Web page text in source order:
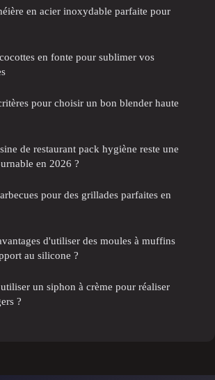
en acier inoxydable parfaite pour
en fonte pour sublimer vos
pour choisir un bon blender haute
de restaurant pack hygiène reste une
en 2026 ?
pour des grillades parfaites en
d'utiliser des moules à muffins
au silicone ?
un siphon à crème pour réaliser
?